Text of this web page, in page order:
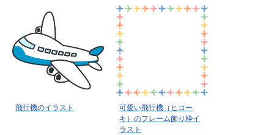
飛行機のイラスト
可愛い飛行機（ヒコー
キ）のフレーム飾り枠イ
ラスト